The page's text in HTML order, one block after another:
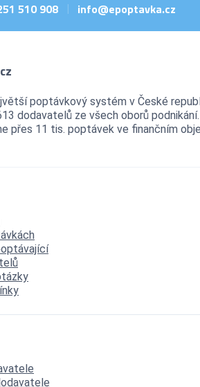
510 908 | info@epoptavka.cz
poptávkový systém v České
dodavatelů ze všech oborů podnikání.
přes 11 tis. poptávek ve finančním